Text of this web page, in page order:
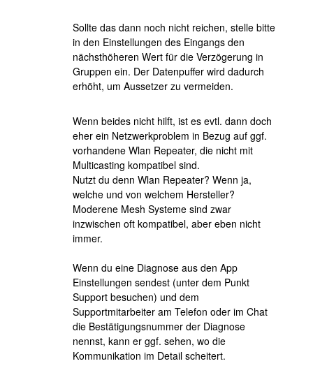
Sollte das dann noch nicht reichen, stelle bitte
in den Einstellungen des Eingangs den
nächsthöheren Wert für die Verzögerung in
Gruppen ein. Der Datenpuffer wird dadurch
erhöht, um Aussetzer zu vermeiden.
Wenn beides nicht hilft, ist es evtl. dann doch
eher ein Netzwerkproblem in Bezug auf ggf.
vorhandene Wlan Repeater, die nicht mit
Multicasting kompatibel sind.
Nutzt du denn Wlan Repeater? Wenn ja,
welche und von welchem Hersteller?
Moderene Mesh Systeme sind zwar
inzwischen oft kompatibel, aber eben nicht
immer.
Wenn du eine Diagnose aus den App
Einstellungen sendest (unter dem Punkt
Support besuchen) und dem
Supportmitarbeiter am Telefon oder im Chat
die Bestätigungsnummer der Diagnose
nennst, kann er ggf. sehen, wo die
Kommunikation im Detail scheitert.